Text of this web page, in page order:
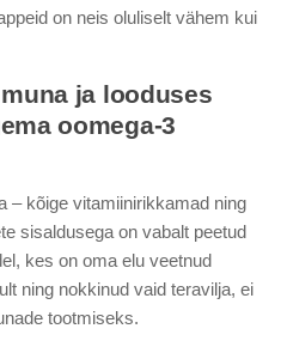
on neis oluliselt vähem kui
ja looduses
oomega-3
– kõige vitamiinirikkamad ning
sisaldusega on vabalt peetud
kes on oma elu veetnud
ning nokkinud vaid teravilja, ei
tootmiseks.